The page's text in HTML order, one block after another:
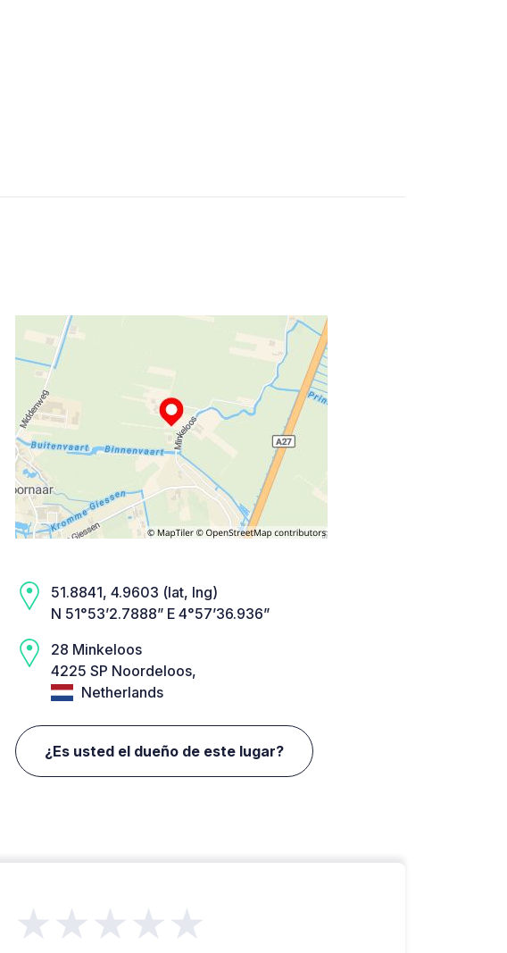
51.8841, 4.9603 (lat, lng)
N 51°53’2.7888” E 4°57’36.936”
28 Minkeloos
4225 SP Noordeloos,
Netherlands
¿Es usted el dueño de este lugar?
★★★★★